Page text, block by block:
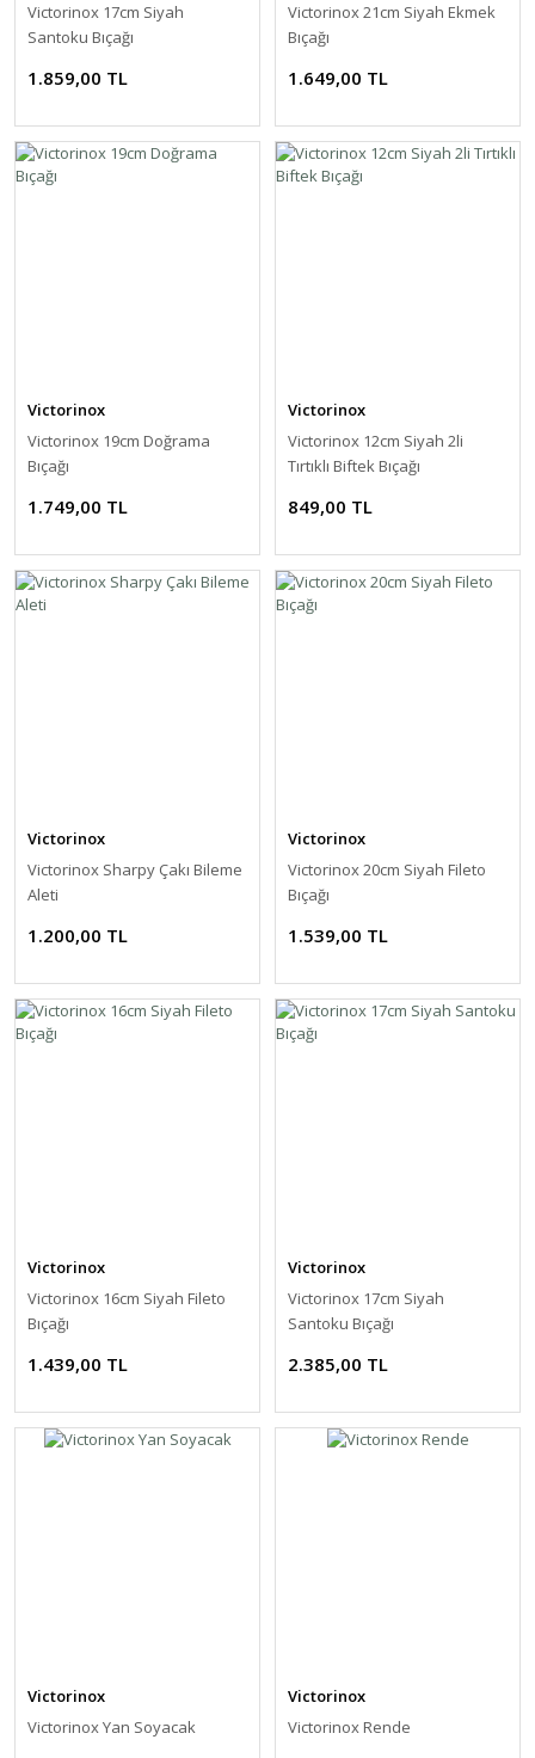
Victorinox 17cm Siyah
Santoku Bıçağı
1.859,00 TL
Victorinox 21cm Siyah Ekmek
Bıçağı
1.649,00 TL
Victorinox
​​​​​​​​​​​​​​​​​​​​​​​​​​​​​​​Victorinox 19cm Doğrama
Bıçağı
1.749,00 TL
Victorinox
Victorinox 12cm Siyah 2li
Tırtıklı Biftek Bıçağı
849,00 TL
Victorinox
Victorinox Sharpy Çakı Bileme
Aleti
1.200,00 TL
Victorinox
Victorinox 20cm Siyah Fileto
Bıçağı
1.539,00 TL
Victorinox
Victorinox 16cm Siyah Fileto
Bıçağı
1.439,00 TL
Victorinox
Victorinox 17cm Siyah
Santoku Bıçağı
2.385,00 TL
Victorinox
Victorinox Yan Soyacak
Victorinox
Victorinox Rende